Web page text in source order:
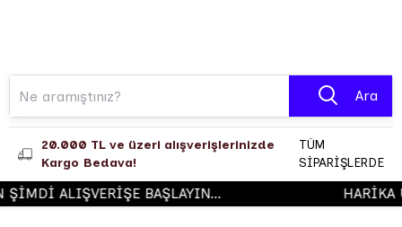
Ara
20.000 TL ve üzeri alışverişlerinizde
Kargo Bedava!
TÜM
SİPARİŞLERDE
ALIŞVERİŞE BAŞLAYIN... HARİKA